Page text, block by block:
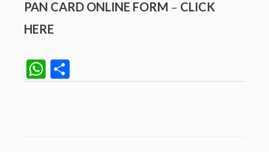
PAN CARD ONLINE FORM – CLICK
HERE
W
h h